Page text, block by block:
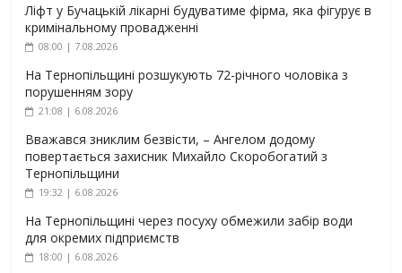
Ліфт у Бучацькій лікарні будуватиме фірма, яка фігурує в
кримінальному провадженні
08:00 | 7.08.2026
На Тернопільщині розшукують 72-річного чоловіка з
порушенням зору
21:08 | 6.08.2026
Вважався зниклим безвісти, – Ангелом додому
повертається захисник Михайло Скоробогатий з
Тернопільщини
19:32 | 6.08.2026
На Тернопільщині через посуху обмежили забір води
для окремих підприємств
18:00 | 6.08.2026